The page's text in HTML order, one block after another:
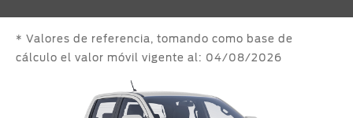
* Valores de referencia, tomando como base de
cálculo el valor móvil vigente al: 04/08/2026